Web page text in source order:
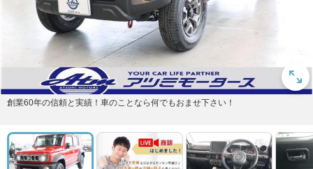
創業60年の信頼と実績！車のことなら何でもおませ下さい！